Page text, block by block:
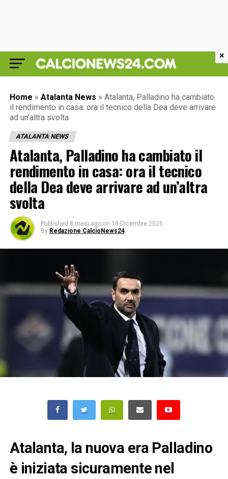
Home » Atalanta News » Atalanta, Palladino ha cambiato
il rendimento in casa: ora il tecnico della Dea deve arrivare
ad un’altra svolta
ATALANTA NEWS
Atalanta, Palladino ha cambiato il
rendimento in casa: ora il tecnico
della Dea deve arrivare ad un’altra
svolta
Published 8 mesi ago on 19 Dicembre 2025
By Redazione CalcioNews24
Atalanta, la nuova era Palladino
è iniziata sicuramente nel
×